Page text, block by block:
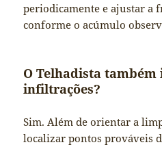
periodicamente e ajustar a
conforme o acúmulo
O Telhadista
infiltrações?
Sim. Além de orientar a
localizar pontos prováveis